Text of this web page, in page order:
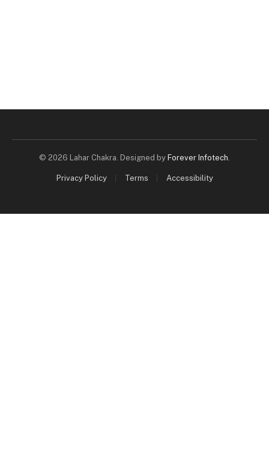
© 2026 Lahar Chakra. Designed by Forever Infotech.
Privacy Policy Terms Accessibility